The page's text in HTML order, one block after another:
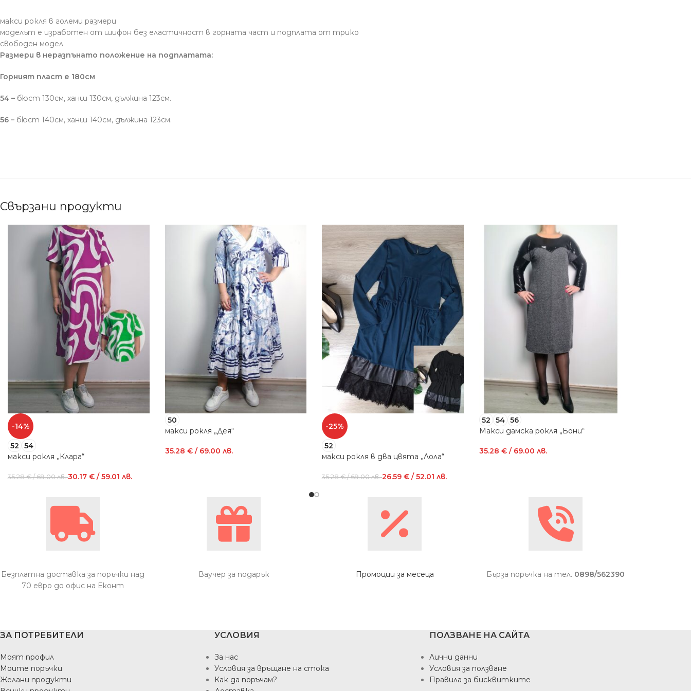
макси рокля в големи размери
моделът е изработен от шифон без еластичност в горната част и подплата от трико
свободен модел
Размери в неразпънато положение на подплатата:
Горният пласт е 180см
54 – бюст 130см, ханш 130см, дължина 123см.
56 – бюст 140см, ханш 140см, дължина 123см.
Свързани продукти
-14%
52
54
макси рокля „Клара“
35.28€/ 69.00 лв.30.17 € / 59.01 лв.
50
макси рокля „Дея“
35.28 €/ 69.00 лв.
-25%
52
макси рокля в два цвята „Лола“
35.28€/ 69.00 лв.26.59 € / 52.01 лв.
52 54 56
Макси дамска рокля „Бони“
35.28 €/ 69.00 лв.
Безплатна доставка за поръчки над
70 евро до офис на Еконт
Ваучер за подарък Промоции за месеца Бърза поръчка на тел. 0898/562390
ЗА ПОТРЕБИТЕЛИ
Моят профил
Моите поръчки
Желани продукти
УСЛОВИЯ
За нас
Условия за връщане на стока
Как да поръчам?
ПОЛЗВАНЕ НА САЙТА
Лични данни
Условия за ползване
Правила за бисквитките